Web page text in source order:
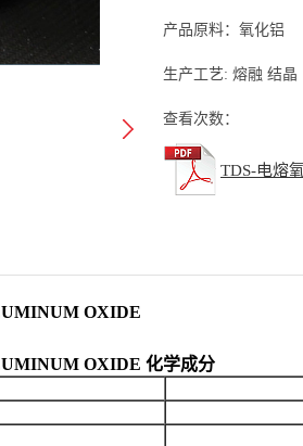
产品原料：氧化铝
生产工艺: 熔融 结晶
查看次数：
TDS-电熔
OXIDE
OXIDE 化学成分